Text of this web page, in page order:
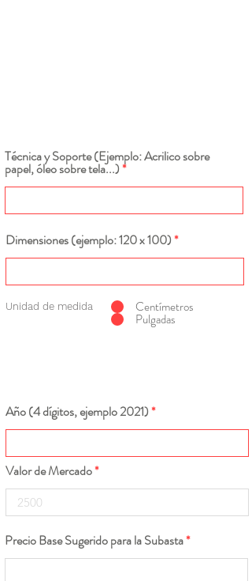
Técnica y Soporte (Ejemplo: Acrilico sobre
papel, óleo sobre tela...)
Dimensiones (ejemplo: 120 x 100)
Unidad de medida Centímetros
Pulgadas
Año (4 dígitos, ejemplo 2021)
Valor de Mercado
Precio Base Sugerido para la Subasta